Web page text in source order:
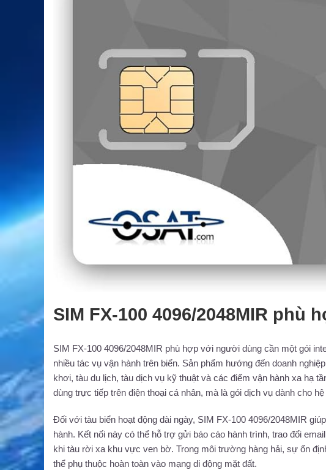
SIM FX-100 4096/2048MIR phù
SIM FX-100 4096/2048MIR phù hợp với người dùng cần một gói
nhiều tác vụ vận hành trên biển. Sản phẩm hướng đến doanh
khơi, tàu du lịch, tàu dịch vụ kỹ thuật và các điểm vận hành xa hạ
dùng trực tiếp trên điện thoại cá nhân, mà là gói dịch vụ dành cho
Đối với tàu biển hoạt động dài ngày, SIM FX-100 4096/2048MIR
hành. Kết nối này có thể hỗ trợ gửi báo cáo hành trình, trao đổi
khi tàu rời xa khu vực ven bờ. Trong môi trường hàng hải, sự ổn
thể phụ thuộc hoàn toàn vào mạng di động mặt đất.